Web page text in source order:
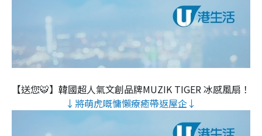
【送您🐯】韓國超人氣文創品牌MUZIK TIGER 冰感風扇！
↓將萌虎嘅慵懶療癒帶返屋企↓